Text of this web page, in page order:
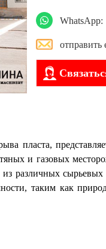
WhatsApp:
отправить
пласта,
и газовых
различных
таким как